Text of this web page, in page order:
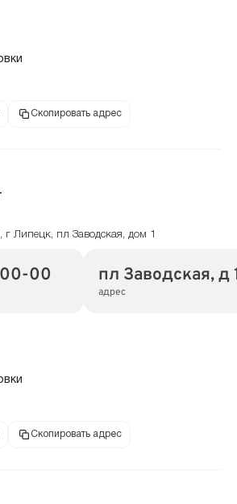
Скопировать адрес
г Липецк, пл Заводская, дом 1
00 пл Заводская, д
адрес
Скопировать адрес